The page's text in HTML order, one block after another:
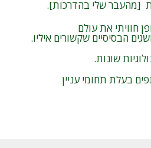
[מהעבר שלי בהדרכות].
חוויתי את עולם
הבסיסיים שקשורים איליו.
שונות.
בעלת תחומי עניין